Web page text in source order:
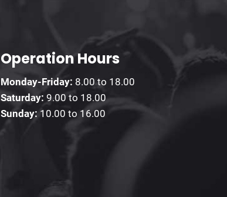
Operation Hours
Monday-Friday: 8.00 to 18.00
Saturday: 9.00 to 18.00
Sunday: 10.00 to 16.00